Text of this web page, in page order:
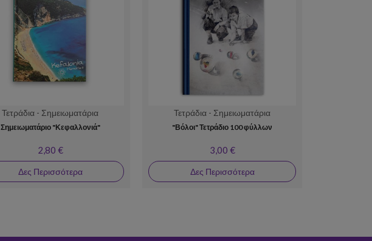
Τετράδια - Σημειωματάρια
Σημειωματάριο "Κεφαλλονιά"
2,80 €
Δες Περισσότερα
Τετράδια - Σημειωματάρια
"Βόλοι" Τετράδιο 100 φύλλων
3,00 €
Δες Περισσότερα